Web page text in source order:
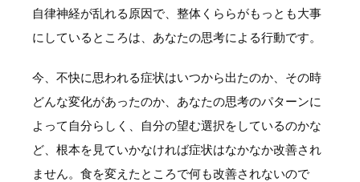
自律神経が乱れる原因で、整体くららがもっとも大事
にしているところは、あなたの思考による行動です。
今、不快に思われる症状はいつから出たのか、その時
どんな変化があったのか、あなたの思考のパターンに
よって自分らしく、自分の望む選択をしているのかな
ど、根本を見ていかなければ症状はなかなか改善され
ません。食を変えたところで何も改善されないので